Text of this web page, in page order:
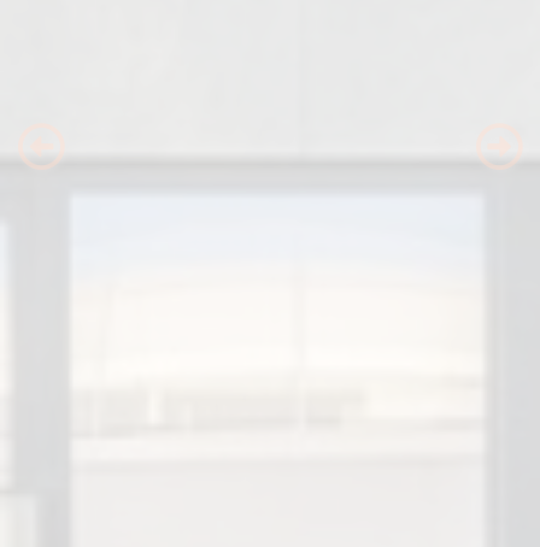
Previous